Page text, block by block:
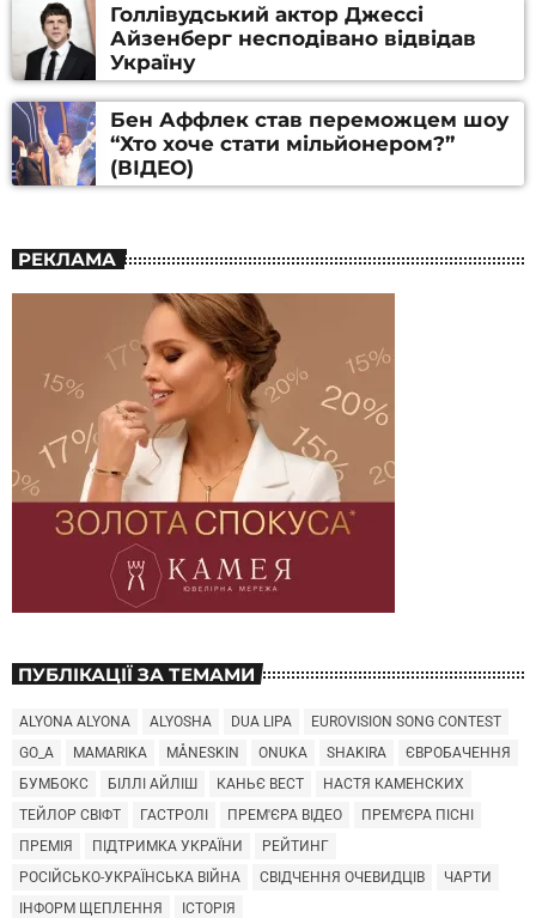
Голлівудський актор Джессі
Айзенберг несподівано відвідав
Україну
Бен Аффлек став переможцем шоу
“Хто хоче стати мільйонером?”
(ВІДЕО)
РЕКЛАМА
ПУБЛІКАЦІЇ ЗА ТЕМАМИ
ALYONA ALYONA ALYOSHA DUA LIPA
EUROVISION SONG CONTEST
GO_A
MAMARIKA MÅNESKIN ONUKA SHAKIRA
ЄВРОБАЧЕННЯ
БУМБОКС
БІЛЛІ АЙЛІШ КАНЬЄ ВЕСТ
НАСТЯ КАМЕНСКИХ
ТЕЙЛОР СВІФТ
ГАСТРОЛІ ПРЕМ'ЄРА ВІДЕО
ПРЕМ'ЄРА ПІСНІ
ПРЕМІЯ
ПІДТРИМКА УКРАЇНИ
РЕЙТИНГ
РОСІЙСЬКО-УКРАЇНСЬКА ВІЙНА
СВІДЧЕННЯ ОЧЕВИДЦІВ
ЧАРТИ
ІНФОРМ ЩЕПЛЕННЯ
ІСТОРІЯ